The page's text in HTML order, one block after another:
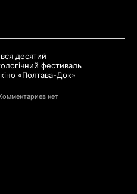
десятий
фестиваль
«Полтава-Док»
нет